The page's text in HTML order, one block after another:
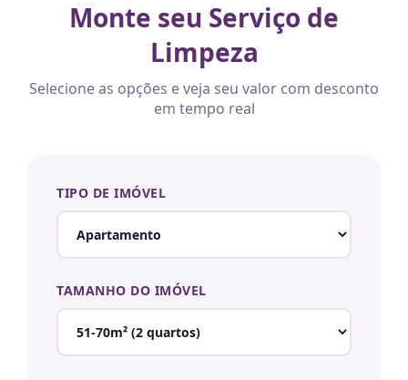
Monte seu Serviço de
Limpeza
Selecione as opções e veja seu valor com desconto
em tempo real
TIPO DE IMÓVEL
TAMANHO DO IMÓVEL